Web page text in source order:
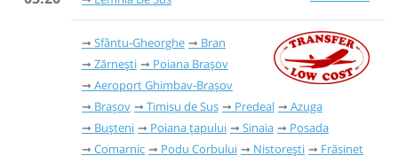
Sfântu-Gheorghe
Bran
Zărnești
Poiana Brașov
Aeroport Ghimbav-Brașov
Brașov
Timișu de Sus Predeal
Azuga
Bușteni
Poiana țapului Sinaia
Posada
Comarnic
Podu Corbului Nistorești
Frăsinet